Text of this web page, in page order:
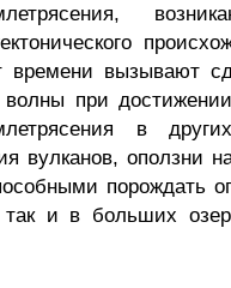
времени вызывают
при
в
вулканов, оползни
порождать
так и в больших